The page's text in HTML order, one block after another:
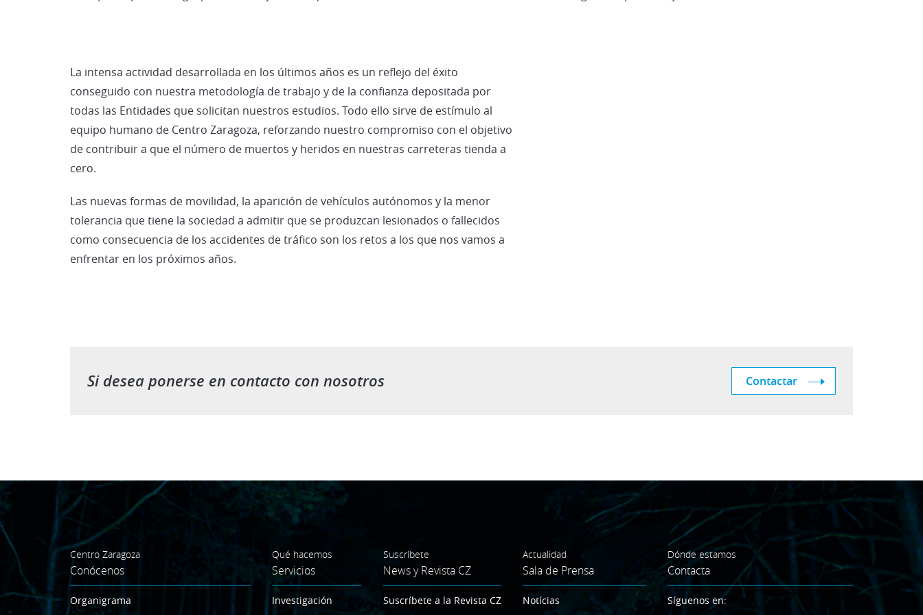
La intensa actividad desarrollada en los últimos años es un reflejo del éxito
conseguido con nuestra metodología de trabajo y de la confianza depositada por
todas las Entidades que solicitan nuestros estudios. Todo ello sirve de estímulo al
equipo humano de Centro Zaragoza, reforzando nuestro compromiso con el objetivo
de contribuir a que el número de muertos y heridos en nuestras carreteras tienda a
cero.
Las nuevas formas de movilidad, la aparición de vehículos autónomos y la menor
tolerancia que tiene la sociedad a admitir que se produzcan lesionados o fallecidos
como consecuencia de los accidentes de tráfico son los retos a los que nos vamos a
enfrentar en los próximos años.
Si desea ponerse en contacto con nosotros Contactar
Centro Zaragoza
Conócenos
Organigrama
Qué hacemos
Servicios
Investigación
Suscríbete
News y Revista CZ
Suscríbete a la Revista CZ
Actualidad
Sala de Prensa
Notícias
Dónde estamos
Contacta
Síguenos en: